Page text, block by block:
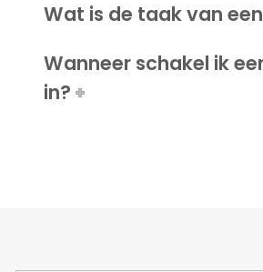
Wat is de taak van
Wanneer schakel ik
in?